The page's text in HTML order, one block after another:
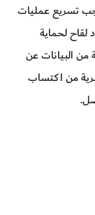
تسريع عمليات
لقاح لحماية
من البيانات عن
من اكتساب